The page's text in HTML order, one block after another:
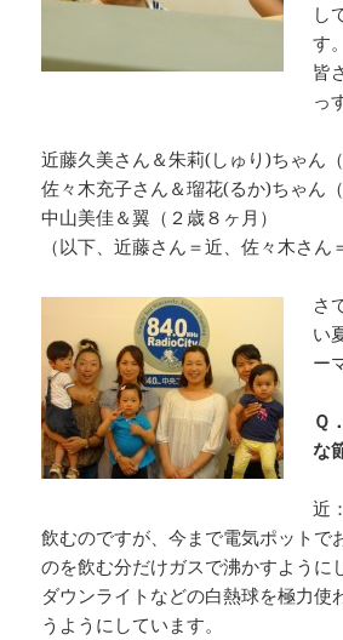
し
す
皆
っ
近藤久美さん＆朱莉(しゅり)ちゃん
佐々木充子さん＆瑠花(るか)ちゃん（
中山美佳＆翼（２歳８ヶ月）
（以下、近藤さん＝近、佐々木さん
さ
い
ー
Ｑ
な
近
飲むのですが、今まで電気ポットで
のを飲む分だけガスで沸かすように
ダウンライトなどの白熱球を極力使
うようにしています。